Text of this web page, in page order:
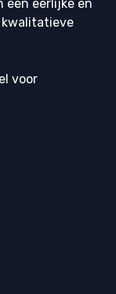
eerlijke en
voor